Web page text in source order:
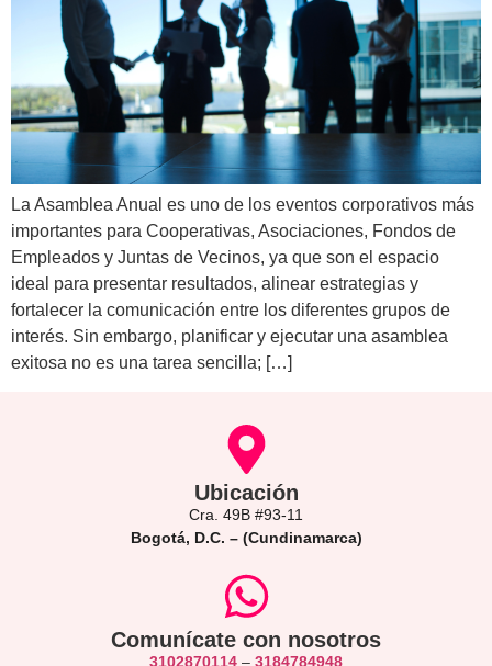
La Asamblea Anual es uno de los eventos corporativos más
importantes para Cooperativas, Asociaciones, Fondos de
Empleados y Juntas de Vecinos, ya que son el espacio
ideal para presentar resultados, alinear estrategias y
fortalecer la comunicación entre los diferentes grupos de
interés. Sin embargo, planificar y ejecutar una asamblea
exitosa no es una tarea sencilla; […]
Ubicación
Cra. 49B #93-11
Bogotá, D.C. – (Cundinamarca)
Comunícate con nosotros
3102870114 – 3184784948